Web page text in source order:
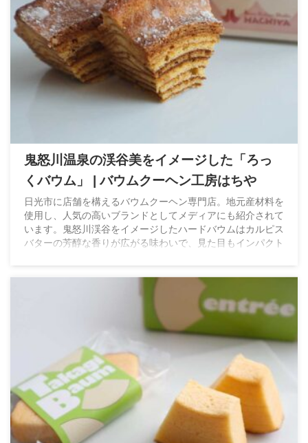
鬼怒川温泉の渓谷美をイメージした「ろっ
くバウム」 | バウムクーヘン工房はちや
日光市に店舗を構えるバウムクーヘン専門店。地元産材料を
使用し、人気の高いブランドとしてメディアにも紹介されて
います。鬼怒川渓谷をイメージしたハードバウムはカルピス
バターの芳醇な香りが広がる味わいで、見た目もインパクト